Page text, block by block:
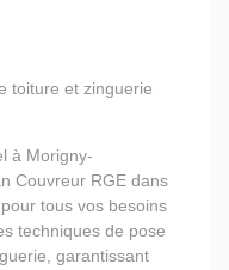
toiture et zinguerie
à Morigny-
Couvreur RGE dans
tous vos besoins
techniques de pose
garantissant